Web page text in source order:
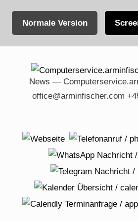
Normale Version
content
News —
office@arminfischer.com